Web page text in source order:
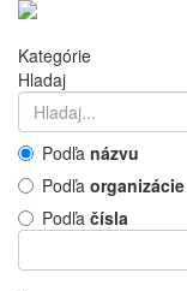
Kategórie
Hladaj
Podľa názvu
Podľa organizácie
Podľa čísla